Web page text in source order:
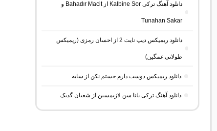
دانلود آهنگ ترکی Kalbine Sor از Bahadır Macit و
Tunahan Sakar
دانلود ریمیکس دیپ نایت 2 از احسان رمزی (ریمیکس
طولانی غمگین)
دانلود ریمیکس دوست دارم خستم نکن از سایه
دانلود آهنگ ترکی بانا سن لازیمسین از شعبان گدیک